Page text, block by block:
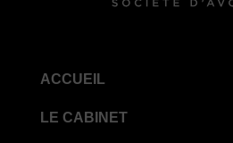
ACCUEIL
LE CABINET